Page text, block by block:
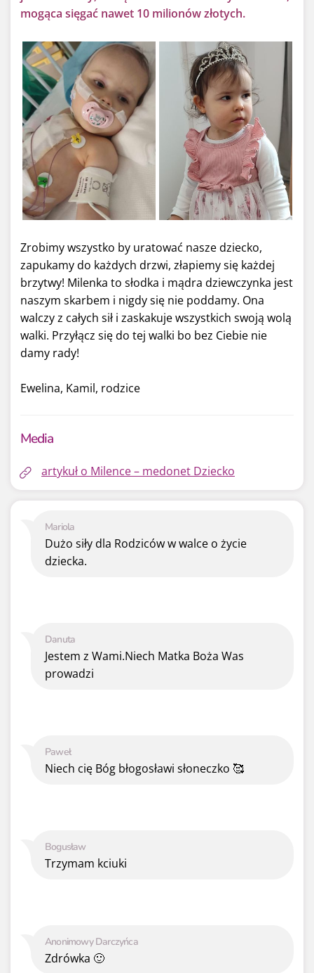
mogąca sięgać nawet 10 milionów złotych.
Zrobimy wszystko by uratować nasze dziecko,
zapukamy do każdych drzwi, złapiemy się każdej
brzytwy! Milenka to słodka i mądra dziewczynka jest
naszym skarbem i nigdy się nie poddamy. Ona
walczy z całych sił i zaskakuje wszystkich swoją wolą
walki. Przyłącz się do tej walki bo bez Ciebie nie
damy rady!
Ewelina, Kamil, rodzice
Media
artykuł o Milence – medonet Dziecko
Anonimowy Darczyńca
Zdrówka 🙂
Bogusław
Trzymam kciuki
Paweł
Niech cię Bóg błogosławi słoneczko 🥰
Danuta
Jestem z Wami.Niech Matka Boża Was
prowadzi
Mariola
Dużo siły dla Rodziców w walce o życie
dziecka.